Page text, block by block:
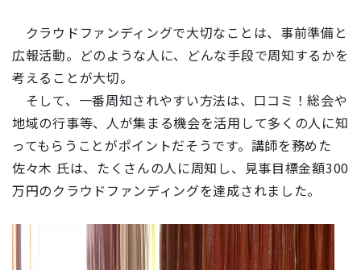
クラウドファンディングで大切なことは、事前準備と
広報活動。どのような人に、どんな手段で周知するかを
考えることが大切。
そして、一番周知されやすい方法は、口コミ！総会や
地域の行事等、人が集まる機会を活用して多くの人に知
ってもらうことがポイントだそうです。講師を務めた
佐々木 氏は、たくさんの人に周知し、見事目標金額300
万円のクラウドファンディングを達成されました。